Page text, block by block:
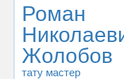
Роман
Жолобов
тату мастер